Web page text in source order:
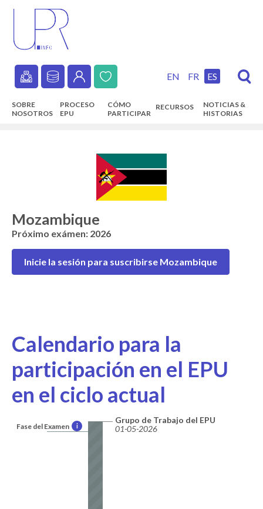
content
Secondary
navigation
EN FR ES
SOBRE
NOSOTROS
PROCESO
EPU
CÓMO
PARTICIPAR
RECURSOS
NOTICIAS &
HISTORIAS
Mozambique
Próximo exámen: 2026
Inicie la sesión para suscribirse Mozambique
Calendario para la
participación en el EPU
en el ciclo actual
Fase del Examen i
Grupo de Trabajo del EPU
01-05-2026